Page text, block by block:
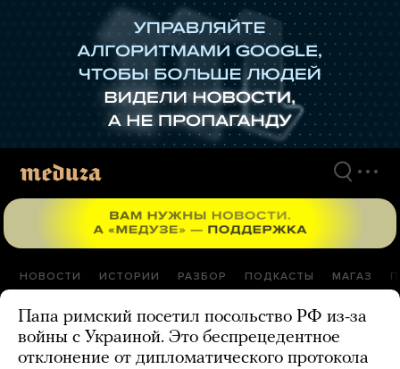
НОВОСТИ ИСТОРИИ РАЗБОР ПОДКАСТЫ МАГАЗ
Папа римский посетил посольство РФ из-за
войны с Украиной. Это беспрецедентное
отклонение от дипломатического протокола